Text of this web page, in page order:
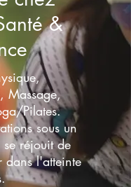
&
Massage,
Pilates.
sous un
réjouit de
dans l'atteinte